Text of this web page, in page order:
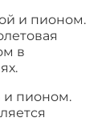
и пионом.
в
и пионом.